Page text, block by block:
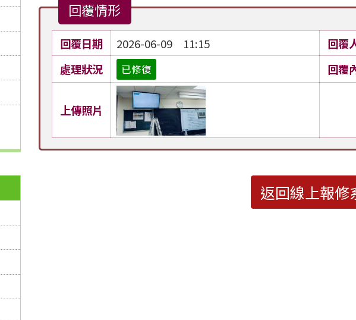
回覆情形
回覆日期 2026-06-09 11:15
回覆
處理狀況
已修復 回覆
上傳照片
返回線上報修